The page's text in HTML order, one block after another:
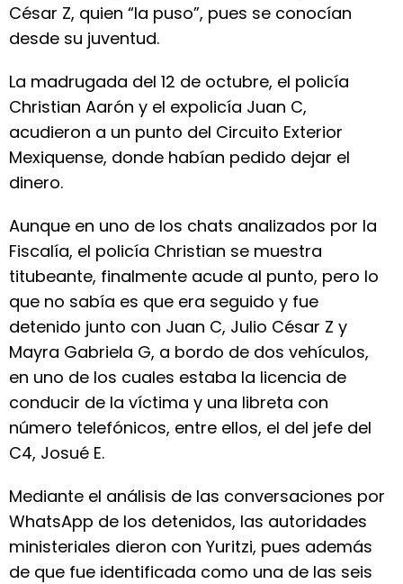
César Z, quien “la puso”, pues se conocían
desde su juventud.
La madrugada del 12 de octubre, el policía
Christian Aarón y el expolicía Juan C,
acudieron a un punto del Circuito Exterior
Mexiquense, donde habían pedido dejar el
dinero.
Aunque en uno de los chats analizados por la
Fiscalía, el policía Christian se muestra
titubeante, finalmente acude al punto, pero lo
que no sabía es que era seguido y fue
detenido junto con Juan C, Julio César Z y
Mayra Gabriela G, a bordo de dos vehículos,
en uno de los cuales estaba la licencia de
conducir de la víctima y una libreta con
número telefónicos, entre ellos, el del jefe del
C4, Josué E.
Mediante el análisis de las conversaciones por
WhatsApp de los detenidos, las autoridades
ministeriales dieron con Yuritzi, pues además
de que fue identificada como una de las seis